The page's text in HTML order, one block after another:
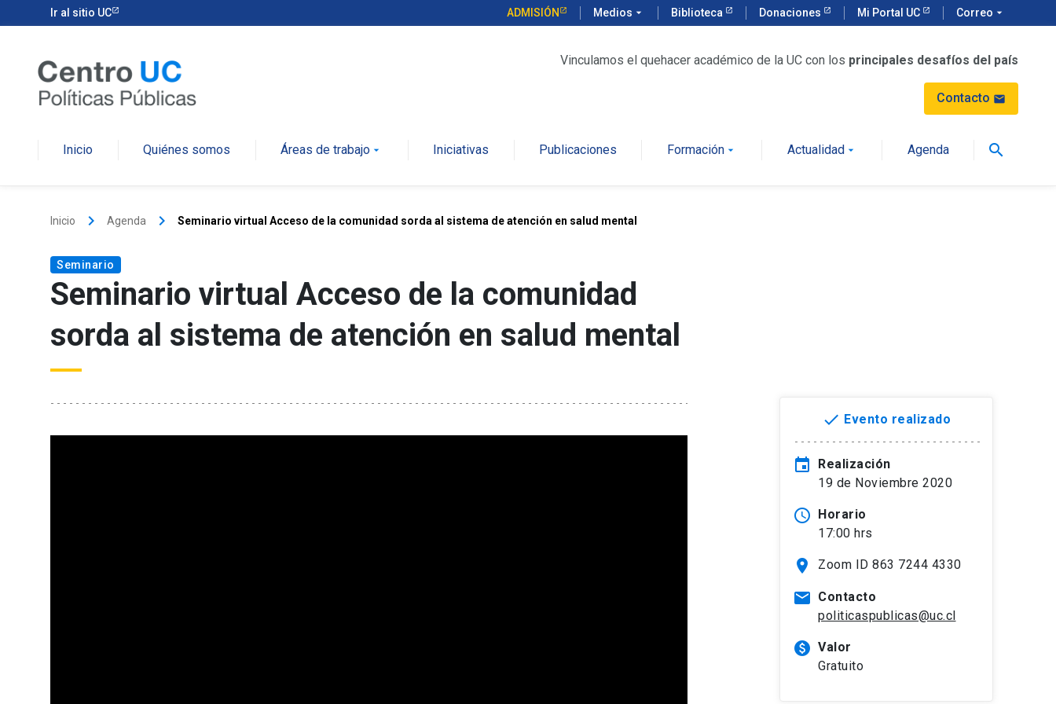
Ir al sitio UC ADMISIÓN Medios arrow_drop_down Biblioteca Donaciones Mi Portal UC Correo arrow_drop_down
Vinculamos el quehacer académico de la UC con los principales desafíos del país
Contacto mail
Inicio Quiénes somos Áreas de trabajo arrow_drop_down Iniciativas Publicaciones Formaciónarrow_drop_down Actualidad arrow_drop_down Agenda search
Inicio keyboard_arrow_right Agenda keyboard_arrow_right Seminario virtual Acceso de la comunidad sorda al sistema de atención en salud mental
Seminario
Seminario virtual Acceso de la comunidad
sorda al sistema de atención en salud mental
done Evento realizado
event
Realización
19 de Noviembre 2020
access_time Horario
17:00 hrs
location_on Zoom ID 863 7244 4330
mail Contacto
politicaspublicas@uc.cl
paid Valor
Gratuito